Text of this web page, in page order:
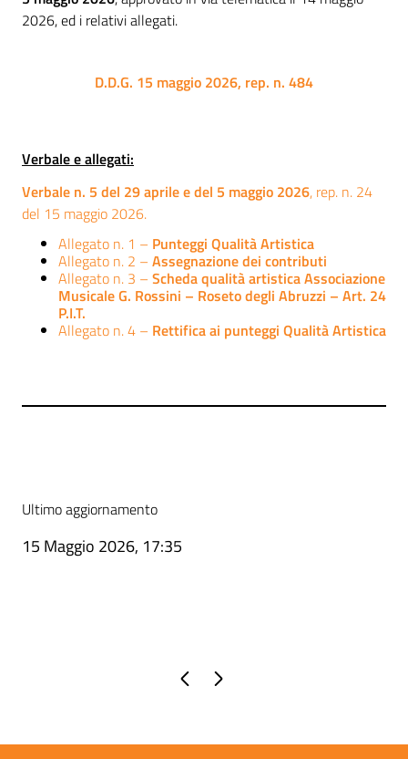
2026, ed i relativi allegati.
D.D.G. 15 maggio 2026, rep. n. 484
Verbale e allegati:
Verbale n. 5 del 29 aprile e del 5 maggio 2026, rep. n. 24
del 15 maggio 2026.
Allegato n. 1 – Punteggi Qualità Artistica
Allegato n. 2 – Assegnazione dei contributi
Allegato n. 3 – Scheda qualità artistica Associazione
Musicale G. Rossini – Roseto degli Abruzzi – Art. 24
P.I.T.
Allegato n. 4 – Rettifica ai punteggi Qualità Artistica
Ultimo aggiornamento
15 Maggio 2026, 17:35
Pagina precedente